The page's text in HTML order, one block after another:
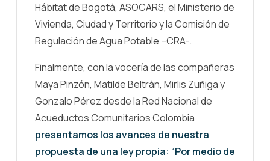
Hábitat de Bogotá, ASOCARS, el Ministerio de
Vivienda, Ciudad y Territorio y la Comisión de
Regulación de Agua Potable –CRA-.
Finalmente, con la vocería de las compañeras
Maya Pinzón, Matilde Beltrán, Mirlis Zuñiga y
Gonzalo Pérez desde la Red Nacional de
Acueductos Comunitarios Colombia
presentamos los avances de nuestra
propuesta de una ley propia: “Por medio de